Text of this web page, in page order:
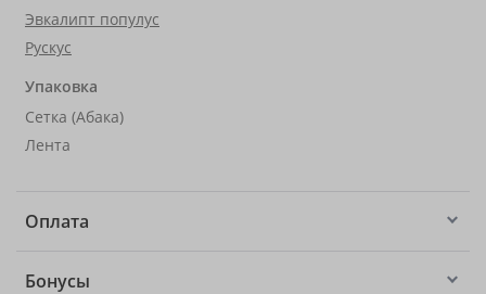
Эвкалипт популус
Рускус
Упаковка
Сетка (Абака)
Лента
Оплата
Бонусы